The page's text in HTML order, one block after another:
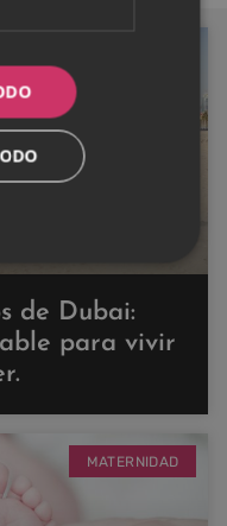
de Dubai:
para vivir
MATERNIDAD